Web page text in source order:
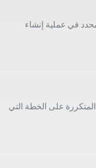
في عملية إنشاء
على الخطة التي